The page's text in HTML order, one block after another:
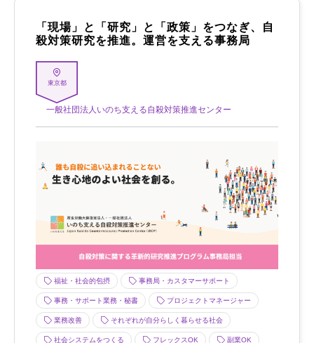
「現場」と「研究」と「政策」をつなぎ、自
殺対策研究を推進。運営を支える事務局
東京都
一般社団法人いのち支える自殺対策推進センター
福祉・社会的包摂 事務局・カスタマーサポート
事務・サポート業務・秘書 プロジェクトマネージャー
業務改善 それぞれが自分らしく暮らせる社会
社会システムをつくる フレックスOK 副業OK